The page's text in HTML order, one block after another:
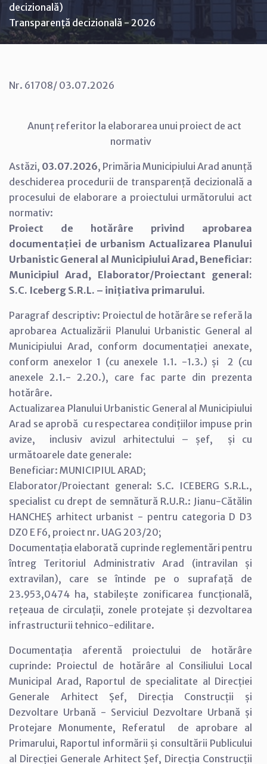
decizională)
Transparență decizională - 2026
Nr. 61708/ 03.07.2026
Anunț referitor la elaborarea unui proiect de act
normativ
Astăzi, 03.07.2026, Primăria Municipiului Arad anunță
deschiderea procedurii de transparență decizională a
procesului de elaborare a proiectului următorului act
normativ:
Proiect de hotărâre privind aprobarea
documentației de urbanism Actualizarea Planului
Urbanistic General al Municipiului Arad, Beneficiar:
Municipiul Arad, Elaborator/Proiectant general:
S.C. Iceberg S.R.L. – inițiativa primarului.
Paragraf descriptiv: Proiectul de hotărâre se referă la
aprobarea Actualizării Planului Urbanistic General al
Municipiului Arad, conform documentației anexate,
conform anexelor 1 (cu anexele 1.1. -1.3.) și 2 (cu
anexele 2.1.- 2.20.), care fac parte din prezenta
hotărâre.
Actualizarea Planului Urbanistic General al Municipiului
Arad se aprobă cu respectarea condițiilor impuse prin
avize, inclusiv avizul arhitectului – șef, și cu
următoarele date generale:
Beneficiar: MUNICIPIUL ARAD;
Elaborator/Proiectant general: S.C. ICEBERG S.R.L.,
specialist cu drept de semnătură R.U.R.: Jianu-Cătălin
HANCHEȘ arhitect urbanist - pentru categoria D D3
DZ0 E F6, proiect nr. UAG 203/20;
Documentația elaborată cuprinde reglementări pentru
întreg Teritoriul Administrativ Arad (intravilan și
extravilan), care se întinde pe o suprafață de
23.953,0474 ha, stabilește zonificarea funcțională,
rețeaua de circulații, zonele protejate și dezvoltarea
infrastructurii tehnico-edilitare.
Documentația aferentă proiectului de hotărâre
cuprinde: Proiectul de hotărâre al Consiliului Local
Municipal Arad, Raportul de specialitate al Direcției
Generale Arhitect Șef, Direcția Construcții și
Dezvoltare Urbană - Serviciul Dezvoltare Urbană și
Protejare Monumente, Referatul de aprobare al
Primarului, Raportul informării și consultării Publicului
al Direcției Generale Arhitect Șef, Direcția Construcții